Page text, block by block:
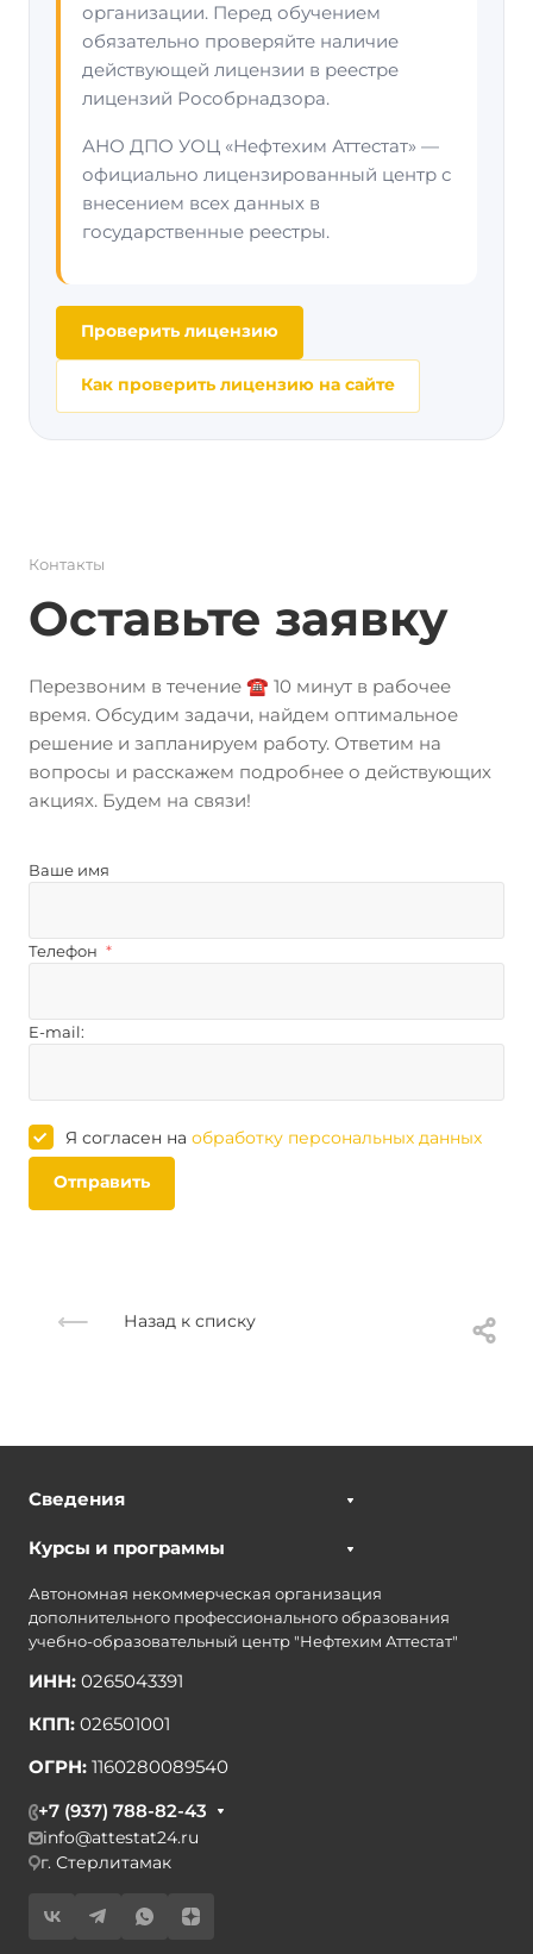
организации. Перед обучением
обязательно проверяйте наличие
действующей лицензии в реестре
лицензий Рособрнадзора.
АНО ДПО УОЦ «Нефтехим Аттестат» —
официально лицензированный центр с
внесением всех данных в
государственные реестры.
Проверить лицензию
Как проверить лицензию на сайте
Контакты
Оставьте заявку
Перезвоним в течение ☎️ 10 минут в рабочее
время. Обсудим задачи, найдем оптимальное
решение и запланируем работу. Ответим на
вопросы и расскажем подробнее о действующих
акциях. Будем на связи!
Ваше имя
Телефон *
E-mail:
Я согласен на обработку персональных данных
Отправить
Назад к списку
Сведения
Курсы и программы
Автономная некоммерческая организация
дополнительного профессионального образования
учебно-образовательный центр "Нефтехим Аттестат"
ИНН: 0265043391
КПП: 026501001
ОГРН: 1160280089540
+7 (937) 788-82-43
info@attestat24.ru
г. Стерлитамак